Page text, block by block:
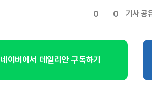
0 0 기사 공
네이버에서 데일리안 구독하기